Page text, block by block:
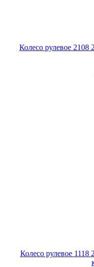
Колесо рулевое 2108
Колесо рулевое 1118